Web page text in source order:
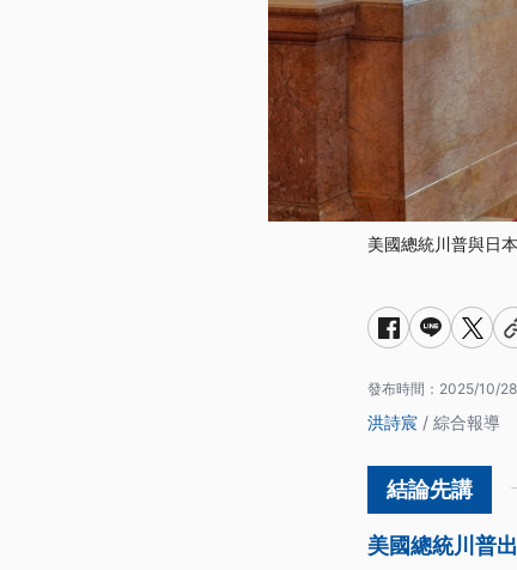
美國總統川普與日
發布時間： 2025/10/
洪詩宸 / 綜合報導
美國總統川普